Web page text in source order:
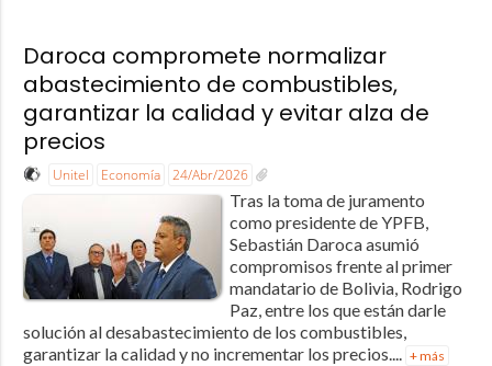
Daroca compromete normalizar
abastecimiento de combustibles,
garantizar la calidad y evitar alza de
precios
Unitel Economía 24/Abr/2026
Tras la toma de juramento
como presidente de YPFB,
Sebastián Daroca asumió
compromisos frente al primer
mandatario de Bolivia, Rodrigo
Paz, entre los que están darle
solución al desabastecimiento de los combustibles,
garantizar la calidad y no incrementar los precios.... + más